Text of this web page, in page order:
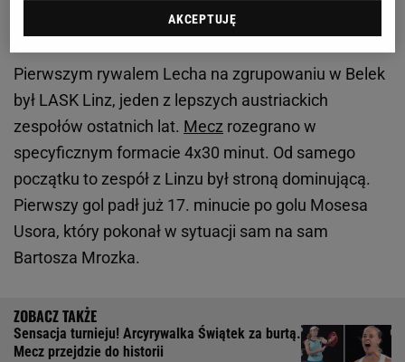
Koszmar Lecha w pierwszym sparingu
Pierwszym rywalem Lecha na zgrupowaniu w Belek
był LASK Linz, jeden z lepszych austriackich
zespołów ostatnich lat. Mecz rozegrano w
specyficznym formacie 4x30 minut. Od samego
początku to zespół z Linzu był stroną dominującą.
Pierwszy gol padł już 17. minucie po golu Mosesa
Usora, który pokonał w sytuacji sam na sam
Bartosza Mrozka.
Sensacja turnieju! Arcyrywalka Świątek za burtą.
Mecz przejdzie do historii
AKCEPTUJĘ